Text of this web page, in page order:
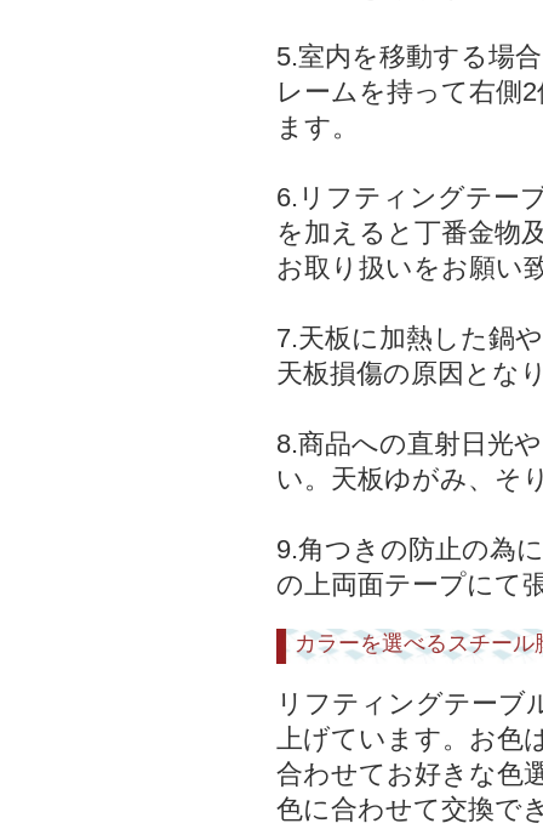
5.室内を移動する場
レームを持って右側
ます。
6.リフティングテー
を加えると丁番金物
お取り扱いをお願い
7.天板に加熱した鍋
天板損傷の原因とな
8.商品への直射日光
い。天板ゆがみ、そ
9.角つきの防止の為
の上両面テープにて
カラーを選べるスチー
リフティングテーブ
上げています。お色
合わせてお好きな色
色に合わせて交換で